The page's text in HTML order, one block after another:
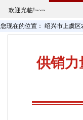
欢迎光临!~~~
您现在的位置： 绍兴市上虞区
供销